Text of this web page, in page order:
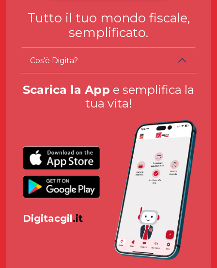
Tutto il tuo mondo fiscale,
semplificato.
Cos'è Digita?
Scarica la App e semplifica la
tua vita!
Digitacgil.it